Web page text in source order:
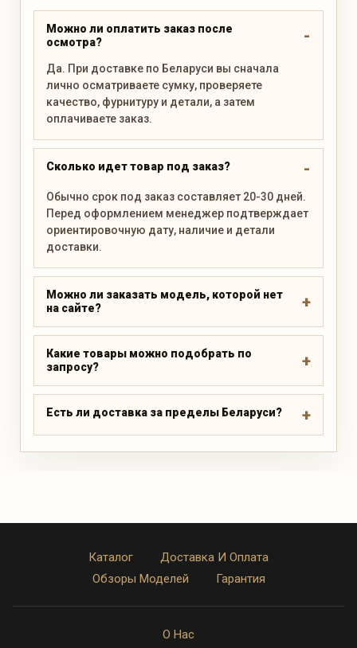
Можно ли оплатить заказ после
осмотра?
Да. При доставке по Беларуси вы сначала
лично осматриваете сумку, проверяете
качество, фурнитуру и детали, а затем
оплачиваете заказ.
Сколько идет товар под заказ?
Обычно срок под заказ составляет 20-30 дней.
Перед оформлением менеджер подтверждает
ориентировочную дату, наличие и детали
доставки.
Можно ли заказать модель, которой нет
на сайте?
Какие товары можно подобрать по
запросу?
Есть ли доставка за пределы Беларуси?
Каталог
Доставка И Оплата
Обзоры Моделей
Гарантия
О Нас